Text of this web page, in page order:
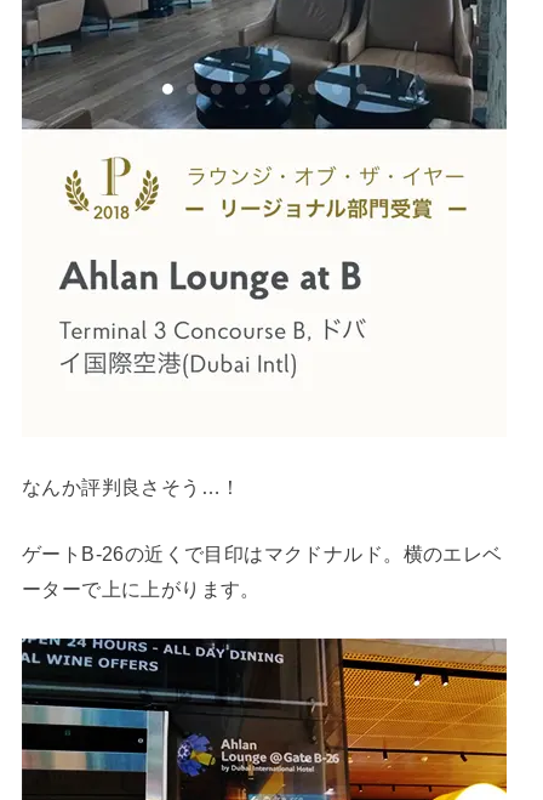
なんか評判良さそう…！
ゲートB-26の近くで目印はマクドナルド。横のエレベ
ーターで上に上がります。